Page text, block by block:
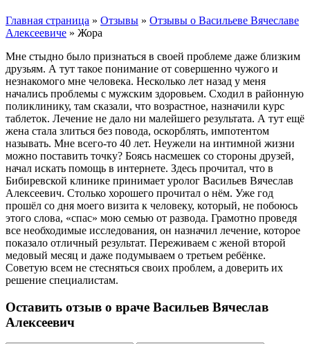
Главная страница » Отзывы » Отзывы о Васильеве Вячеславе
Алексеевиче » Жора
Мне стыдно было признаться в своей проблеме даже близким
друзьям. А тут такое понимание от совершенно чужого и
незнакомого мне человека. Несколько лет назад у меня
начались проблемы с мужским здоровьем. Сходил в районную
поликлинику, там сказали, что возрастное, назначили курс
таблеток. Лечение не дало ни малейшего результата. А тут ещё
жена стала злиться без повода, оскорблять, импотентом
называть. Мне всего-то 40 лет. Неужели на интимной жизни
можно поставить точку? Боясь насмешек со стороны друзей,
начал искать помощь в интернете. Здесь прочитал, что в
Бибиревской клинике принимает уролог Васильев Вячеслав
Алексеевич. Столько хорошего прочитал о нём. Уже год
прошёл со дня моего визита к человеку, который, не побоюсь
этого слова, «спас» мою семью от развода. Грамотно проведя
все необходимые исследования, он назначил лечение, которое
показало отличный результат. Переживаем с женой второй
медовый месяц и даже подумываем о третьем ребёнке.
Советую всем не стесняться своих проблем, а доверить их
решение специалистам.
Оставить отзыв о враче Васильев Вячеслав
Алексеевич